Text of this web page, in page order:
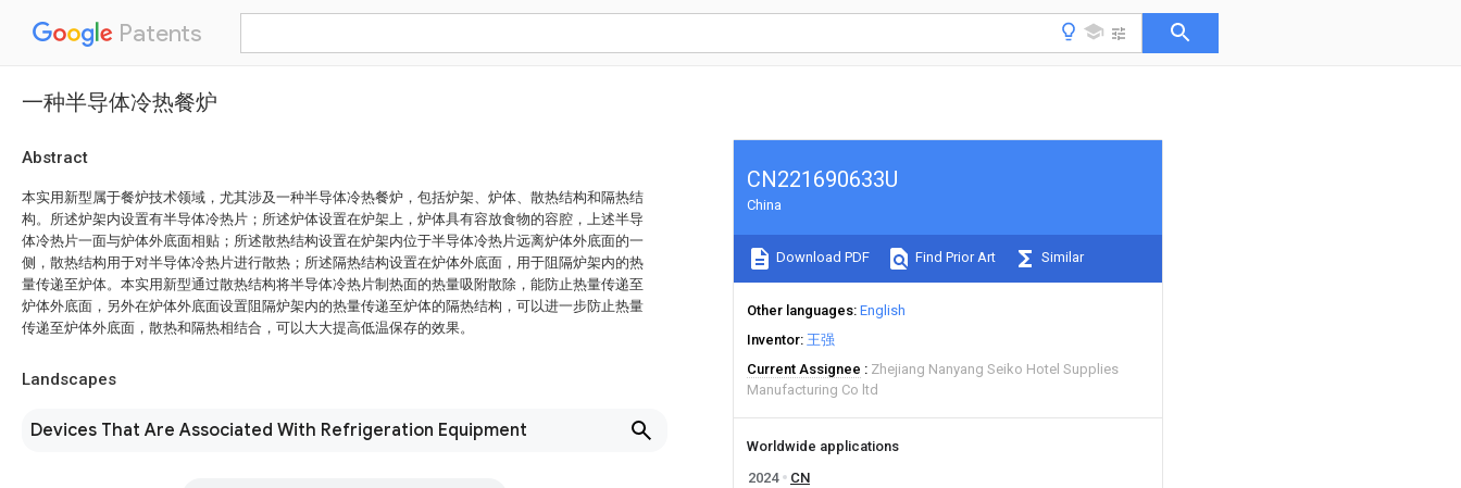
Patents
一种半导体冷热餐炉
Abstract
本实用新型属于餐炉技术领域，尤其涉及一种半导体冷热餐炉，包括炉架、炉体、散热结构和隔热结
构。所述炉架内设置有半导体冷热片；所述炉体设置在炉架上，炉体具有容放食物的容腔，上述半导
体冷热片一面与炉体外底面相贴；所述散热结构设置在炉架内位于半导体冷热片远离炉体外底面的一
侧，散热结构用于对半导体冷热片进行散热；所述隔热结构设置在炉体外底面，用于阻隔炉架内的热
量传递至炉体。本实用新型通过散热结构将半导体冷热片制热面的热量吸附散除，能防止热量传递至
炉体外底面，另外在炉体外底面设置阻隔炉架内的热量传递至炉体的隔热结构，可以进一步防止热量
传递至炉体外底面，散热和隔热相结合，可以大大提高低温保存的效果。
Landscapes
Devices That Are Associated With Refrigeration Equipment
CN221690633U
China
Download PDF Find Prior Art Similar
Other languages English
Inventor 王强
Current Assignee
Zhejiang Nanyang Seiko Hotel Supplies
Manufacturing Co ltd
Worldwide applications
2024
CN